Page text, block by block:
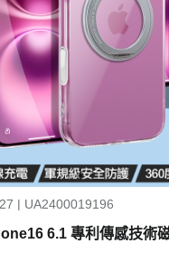
| UA2400019196
6.1 專利傳感技術